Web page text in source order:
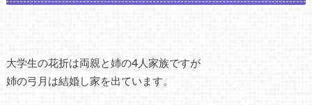
大学生の花折は両親と姉の4人家族ですが
姉の弓月は結婚し家を出ています。